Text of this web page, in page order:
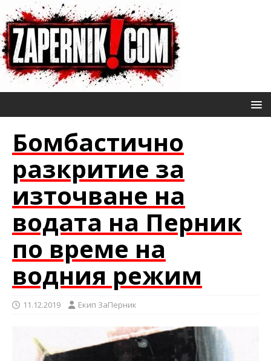
Бомбастично
разкритие за
източване на
водата на Перник
по време на
водния режим
11.12.2019 Eкип ЗаПерник